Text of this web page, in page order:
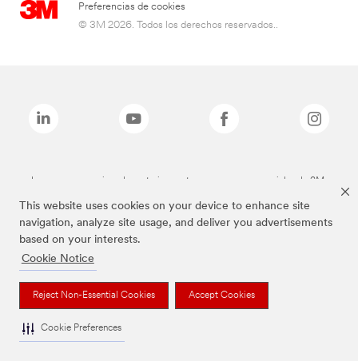
This website uses cookies on your device to enhance site
navigation, analyze site usage, and deliver you advertisements
based on your interests.
Cookie Notice
Reject Non-Essential Cookies Accept Cookies
Cookie Preferences
Preferencias de cookies
© 3M 2026. Todos los derechos reservados..
Las marcas mencionadas anteriormente son marcas comerciales de 3M.